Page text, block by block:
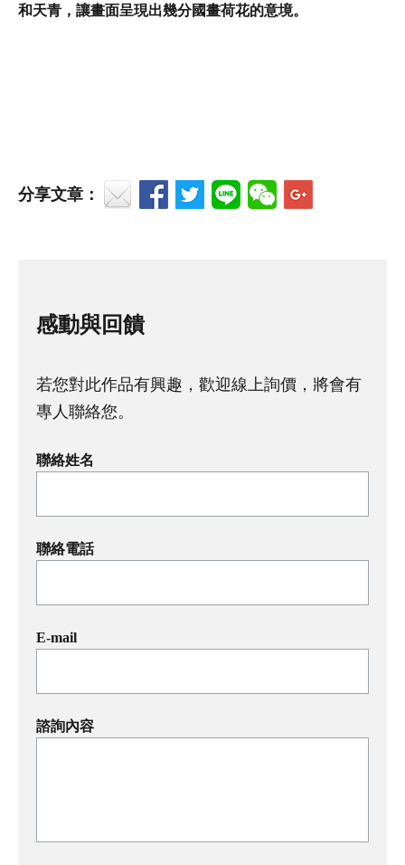
和天青，讓畫面呈現出幾分國畫荷花的意境。
分享文章：
感動與回饋
若您對此作品有興趣，歡迎線上詢價，將會有
專人聯絡您。
聯絡姓名
聯絡電話
E-mail
諮詢內容